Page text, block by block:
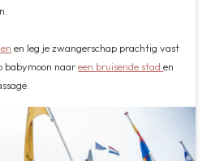
en leg je zwangerschap prachtig vast
babymoon naareen bruisende staden